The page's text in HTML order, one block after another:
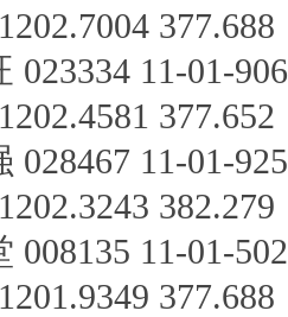
377.688
023334 11-01-
377.652
028467 11-01-
382.279
008135 11-01-
377.688